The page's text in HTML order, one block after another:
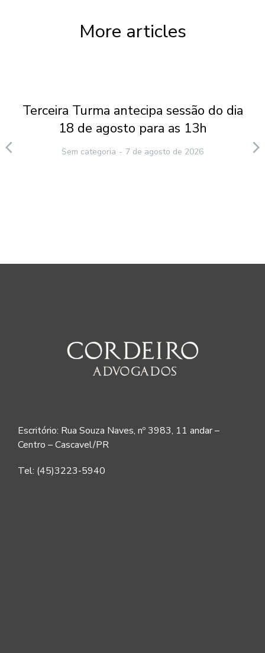
More articles
Terceira Turma antecipa sessão do dia
18 de agosto para as 13h
Sem categoria 7 de agosto de 2026
Escritório: Rua Souza Naves, nº 3983, 11 andar –
Centro – Cascavel/PR
Tel: (45)3223-5940